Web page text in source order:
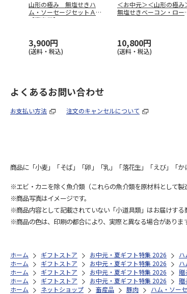
山形の極み 無塩せきハ
ム・ソーセージセットＡ
【慶事用】
3,900円
(送料・税込)
＜お中元＞＜山形の極み
無塩せきベーコン・ロー
10,800円
(送料・税込)
よくあるお問い合わせ
お支払い方法 注文のキャンセルについて
商品に「小麦」「そば」「卵」「乳」「落花生」「えび」「
※エビ・カニを除く魚介類（これらの魚介類を原材料として
※商品写真はイメージです。
※商品内容として記載されていない「小道具類」はお届けする
※商品の色は、印刷の都合により、実際と異なる場合がありま
ホーム ギフトストア お中元・夏ギフト特集 2026 ハ
ホーム
ギフトストア お中元・夏ギフト特集 2026 ハ
ホーム
ギフトストア お中元・夏ギフト特集 2026 贈
ホーム
ギフトストア お中元・夏ギフト特集 2026 贈
ホーム
ネットショップ 畜産品 豚肉 ハム・ソー